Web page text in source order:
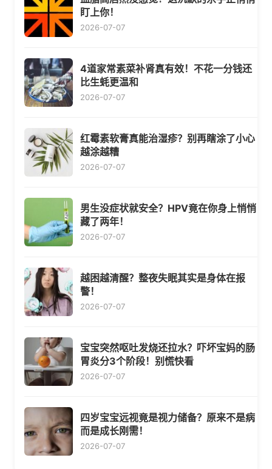
盯上你！
2026-07-07
4道家常素菜补肾真有效！不花一分钱还
比生蚝更温和
2026-07-07
红霉素软膏真能治湿疹？别再瞎涂了小心
越涂越糟
2026-07-07
男生没症状就安全？HPV竟在你身上悄悄
藏了两年！
2026-07-07
越困越清醒？整夜失眠其实是身体在报
警！
2026-07-07
宝宝突然呕吐发烧还拉水？吓坏宝妈的肠
胃炎分3个阶段！别慌快看
2026-07-07
四岁宝宝远视竟是视力储备？原来不是病
而是成长刚需！
2026-07-07